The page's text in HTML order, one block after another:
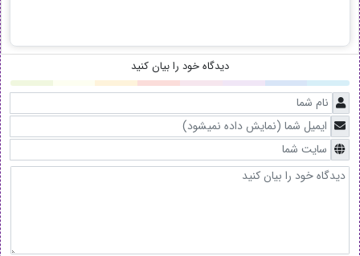
دیدگاه خود را بیان کنید